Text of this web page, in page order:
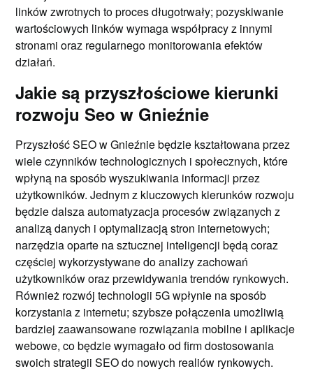
linków zwrotnych to proces długotrwały; pozyskiwanie
wartościowych linków wymaga współpracy z innymi
stronami oraz regularnego monitorowania efektów
działań.
Jakie są przyszłościowe kierunki
rozwoju Seo w Gnieźnie
Przyszłość SEO w Gnieźnie będzie kształtowana przez
wiele czynników technologicznych i społecznych, które
wpłyną na sposób wyszukiwania informacji przez
użytkowników. Jednym z kluczowych kierunków rozwoju
będzie dalsza automatyzacja procesów związanych z
analizą danych i optymalizacją stron internetowych;
narzędzia oparte na sztucznej inteligencji będą coraz
częściej wykorzystywane do analizy zachowań
użytkowników oraz przewidywania trendów rynkowych.
Również rozwój technologii 5G wpłynie na sposób
korzystania z internetu; szybsze połączenia umożliwią
bardziej zaawansowane rozwiązania mobilne i aplikacje
webowe, co będzie wymagało od firm dostosowania
swoich strategii SEO do nowych realiów rynkowych.